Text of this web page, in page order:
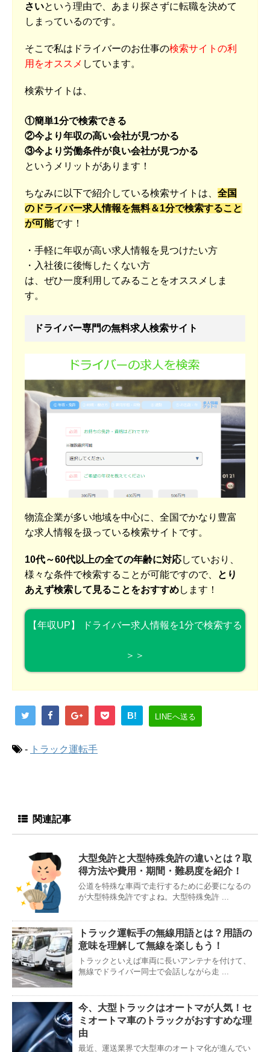
さいという理由で、あまり探さずに転職を決めて
しまっているのです。
そこで私はドライバーのお仕事の検索サイトの利
用をオススメ しています。
検索サイトは、
①簡単1分で検索できる
②今より年収の高い会社が見つかる
③今より労働条件が良い会社が見つかる
というメリットがあります！
ちなみに以下で紹介している検索サイトは、 全国
のドライバー求人情報を無料＆1分で検索すること
が可能です！
・手軽に年収が高い求人情報を見つけたい方
・入社後に後悔したくない方
は、ぜひ一度利用してみることをオススメしま
す。
ドライバー専門の無料求人検索サイト
物流企業が多い地域を中心に、全国でかなり豊富
な求人情報を扱っている検索サイトです。
10代～60代以上の全ての年齢に対応していおり、
様々な条件で検索することが可能ですので、
とり
あえず検索して見ることをおすすめします！
【年収UP】 ドライバー求人情報を1分で検索する
＞＞
B! LINEへ送る
- トラック運転手
関連記事
大型免許と大型特殊免許の違いとは？取
得方法や費用・期間・難易度を紹介！
公道を特殊な車両で走行するために必要になるの
が大型特殊免許ですよね。大型特殊免許 ...
トラック運転手の無線用語とは？用語の
意味を理解して無線を楽しもう！
トラックといえば車両に長いアンテナを付けて、
無線でドライバー同士で会話しながら走 ...
今、大型トラックはオートマが人気！セ
ミオートマ車のトラックがおすすめな理
由
最近、運送業界で大型車のオートマ化が進んでい